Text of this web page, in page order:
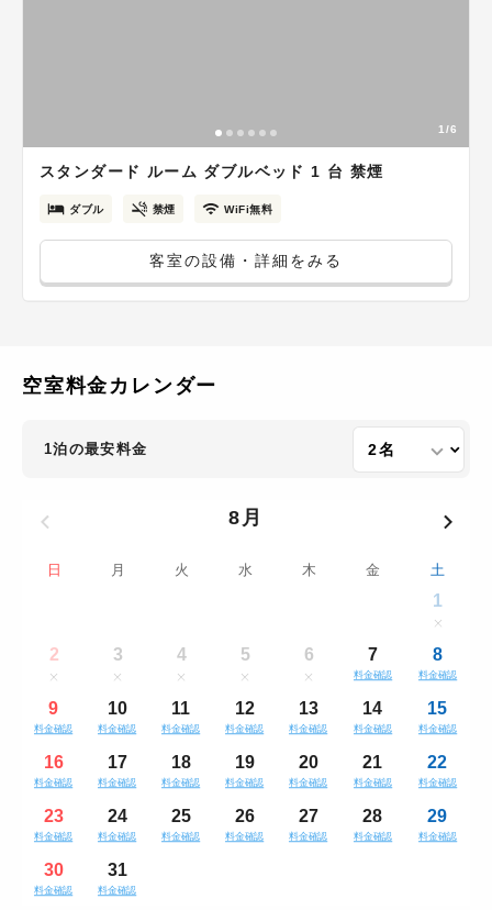
1/6
スタンダード ルーム ダブルベッド 1 台 禁煙
ダブル 禁煙 WiFi無料
客室の設備・詳細をみる
空室料金カレンダー
1泊の最安料金
8月
日 月 火 水 木 金 土
1
2 3 4 5 6 7
料金確認
8
料金確認
9
料金確認
10
料金確認
11
料金確認
12
料金確認
13
料金確認
14
料金確認
15
料金確認
16
料金確認
17
料金確認
18
料金確認
19
料金確認
20
料金確認
21
料金確認
22
料金確認
23
料金確認
24
料金確認
25
料金確認
26
料金確認
27
料金確認
28
料金確認
29
料金確認
30
料金確認
31
料金確認